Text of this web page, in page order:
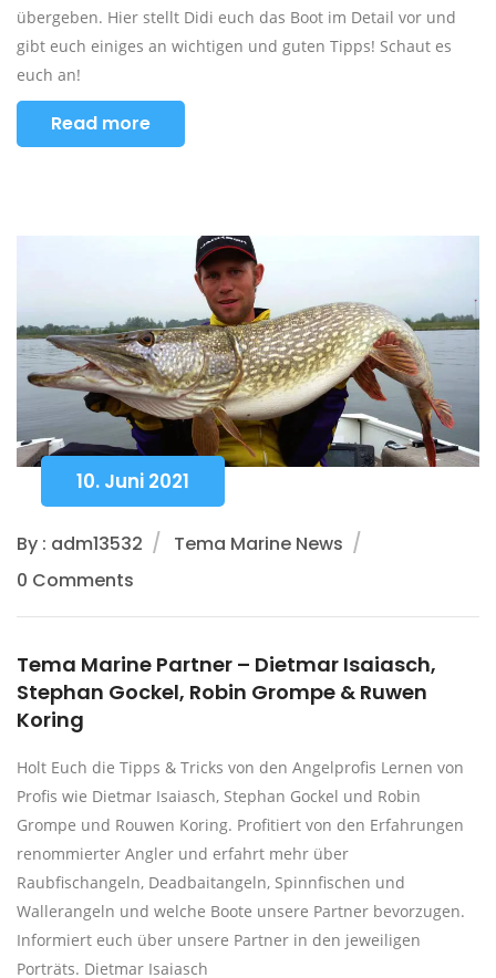
übergeben. Hier stellt Didi euch das Boot im Detail vor und
gibt euch einiges an wichtigen und guten Tipps! Schaut es
euch an!
Read more
10. Juni 2021
By : adm13532
Tema Marine News
0 Comments
Tema Marine Partner – Dietmar Isaiasch,
Stephan Gockel, Robin Grompe & Ruwen
Koring
Holt Euch die Tipps & Tricks von den Angelprofis Lernen von
Profis wie Dietmar Isaiasch, Stephan Gockel und Robin
Grompe und Rouwen Koring. Profitiert von den Erfahrungen
renommierter Angler und erfahrt mehr über
Raubfischangeln, Deadbaitangeln, Spinnfischen und
Wallerangeln und welche Boote unsere Partner bevorzugen.
Informiert euch über unsere Partner in den jeweiligen
Porträts. Dietmar Isaiasch